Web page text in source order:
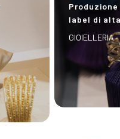
label di
GIOIELLERIA